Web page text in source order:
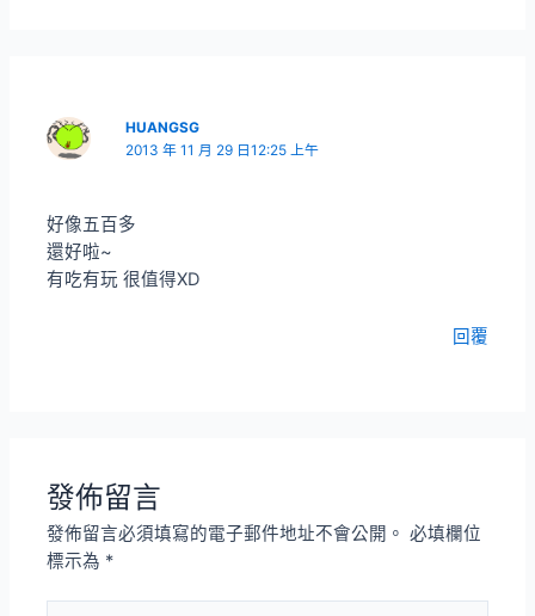
HUANGSG
2013 年 11 月 29 日12:25 上午
好像五百多
還好啦~
有吃有玩 很值得XD
回覆
發佈留言
發佈留言必須填寫的電子郵件地址不會公開。 必填欄位
標示為 *